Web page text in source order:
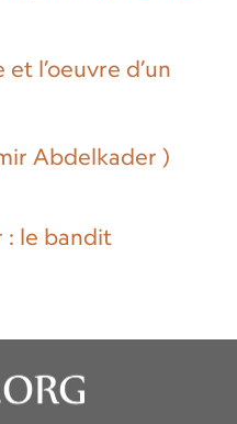
l’oeuvre d’un
Abdelkader )
: le bandit